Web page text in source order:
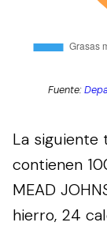
Fuente:
La
contienen
MEAD
hierro, 24